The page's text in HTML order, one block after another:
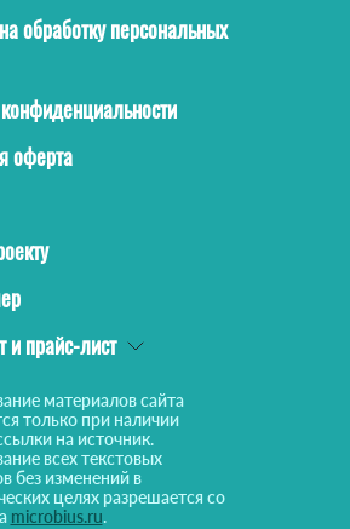
обработку персональных
оферта
и прайс-лист
материалов сайта
только при наличии
на источник.
всех текстовых
без изменений в
целях разрешается со
microbius.ru.